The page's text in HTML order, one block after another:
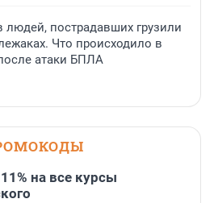
людей, пострадавших грузили
Что происходило в
атаки БПЛА
на все курсы